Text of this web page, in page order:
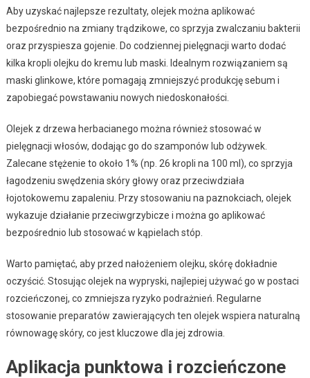
Aby uzyskać najlepsze rezultaty, olejek można aplikować
bezpośrednio na zmiany trądzikowe, co sprzyja zwalczaniu bakterii
oraz przyspiesza gojenie. Do codziennej pielęgnacji warto dodać
kilka kropli olejku do kremu lub maski. Idealnym rozwiązaniem są
maski glinkowe, które pomagają zmniejszyć produkcję sebum i
zapobiegać powstawaniu nowych niedoskonałości.
Olejek z drzewa herbacianego można również stosować w
pielęgnacji włosów, dodając go do szamponów lub odżywek.
Zalecane stężenie to około 1% (np. 26 kropli na 100 ml), co sprzyja
łagodzeniu swędzenia skóry głowy oraz przeciwdziała
łojotokowemu zapaleniu. Przy stosowaniu na paznokciach, olejek
wykazuje działanie przeciwgrzybicze i można go aplikować
bezpośrednio lub stosować w kąpielach stóp.
Warto pamiętać, aby przed nałożeniem olejku, skórę dokładnie
oczyścić. Stosując olejek na wypryski, najlepiej używać go w postaci
rozcieńczonej, co zmniejsza ryzyko podrażnień. Regularne
stosowanie preparatów zawierających ten olejek wspiera naturalną
równowagę skóry, co jest kluczowe dla jej zdrowia.
Aplikacja punktowa i rozcieńczone